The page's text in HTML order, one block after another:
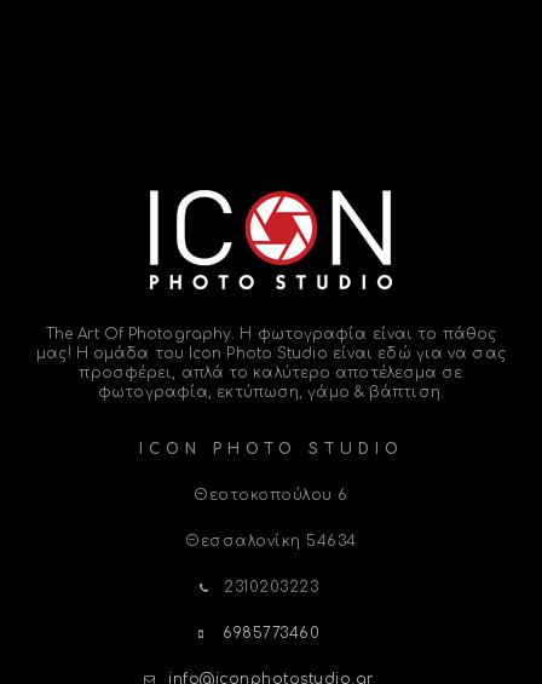
The Art Of Photography. Η φωτογραφία είναι το πάθος
μας! Η ομάδα του
Icon Photo Studio είναι εδώ για να σας
προσφέρει, απλά το καλύτερο αποτέλεσμα σε
φωτογραφία, εκτύπωση, γάμο & βάπτιση.
ICON PHOTO STUDIO
Θεοτοκοπούλου 6
Θεσσαλονίκη 54634
2310203223
6985773460
info@iconphotostudio.gr